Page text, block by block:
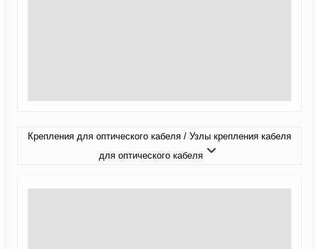
Крепления для оптического кабеля / Узлы крепления кабеля
для оптического кабеля